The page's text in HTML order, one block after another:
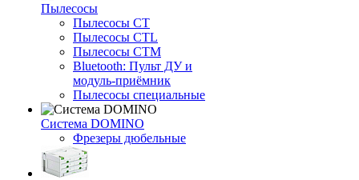
Пылесосы
Пылесосы CT
Пылесосы CTL
Пылесосы CTM
Bluetooth: Пульт ДУ и
модуль-приёмник
Пылесосы специальные
Система DOMINO
Фрезеры дюбельные